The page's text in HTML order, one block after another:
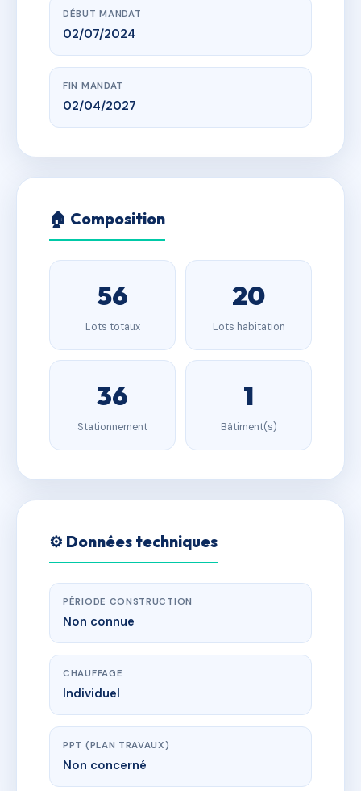
DÉBUT MANDAT
02/07/2024
FIN MANDAT
02/04/2027
🏠 Composition
56
Lots totaux
20
Lots habitation
36
Stationnement
1
Bâtiment(s)
⚙️ Données techniques
PÉRIODE CONSTRUCTION
Non connue
CHAUFFAGE
Individuel
PPT (PLAN TRAVAUX)
Non concerné